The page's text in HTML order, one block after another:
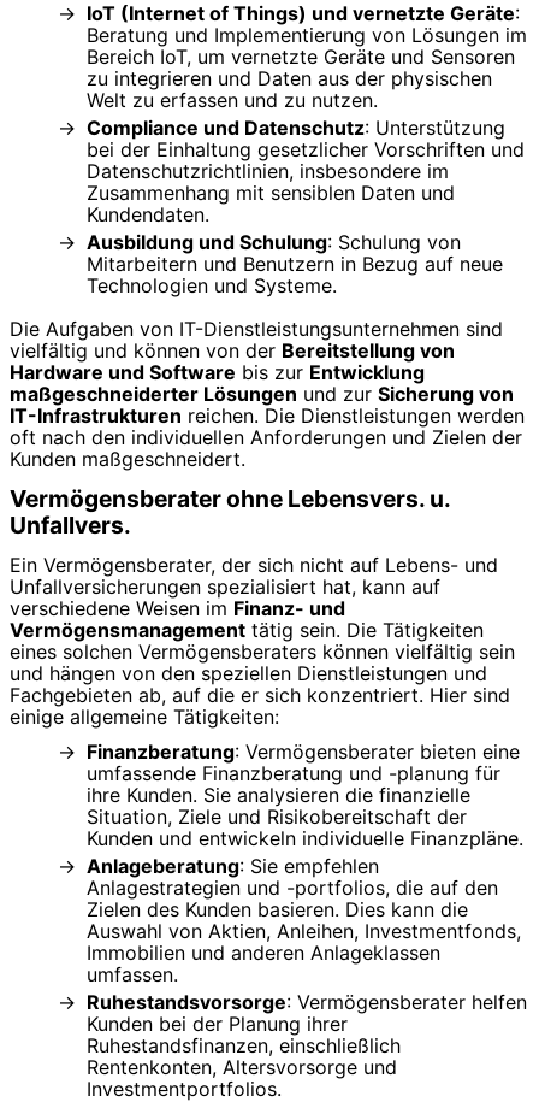
IoT (Internet of Things) und vernetzte Geräte:
Beratung und Implementierung von Lösungen im
Bereich IoT, um vernetzte Geräte und Sensoren
zu integrieren und Daten aus der physischen
Welt zu erfassen und zu nutzen.
Compliance und Datenschutz: Unterstützung
bei der Einhaltung gesetzlicher Vorschriften und
Datenschutzrichtlinien, insbesondere im
Zusammenhang mit sensiblen Daten und
Kundendaten.
Ausbildung und Schulung: Schulung von
Mitarbeitern und Benutzern in Bezug auf neue
Technologien und Systeme.
Die Aufgaben von IT-Dienstleistungsunternehmen sind
vielfältig und können von der Bereitstellung von
Hardware und Software bis zur Entwicklung
maßgeschneiderter Lösungen und zur Sicherung von
IT-Infrastrukturen reichen. Die Dienstleistungen werden
oft nach den individuellen Anforderungen und Zielen der
Kunden maßgeschneidert.
Vermögensberater ohne Lebensvers. u.
Unfallvers.
Ein Vermögensberater, der sich nicht auf Lebens- und
Unfallversicherungen spezialisiert hat, kann auf
verschiedene Weisen im Finanz- und
Vermögensmanagement tätig sein. Die Tätigkeiten
eines solchen Vermögensberaters können vielfältig sein
und hängen von den speziellen Dienstleistungen und
Fachgebieten ab, auf die er sich konzentriert. Hier sind
einige allgemeine Tätigkeiten:
Finanzberatung: Vermögensberater bieten eine
umfassende Finanzberatung und -planung für
ihre Kunden. Sie analysieren die finanzielle
Situation, Ziele und Risikobereitschaft der
Kunden und entwickeln individuelle Finanzpläne.
Anlageberatung: Sie empfehlen
Anlagestrategien und -portfolios, die auf den
Zielen des Kunden basieren. Dies kann die
Auswahl von Aktien, Anleihen, Investmentfonds,
Immobilien und anderen Anlageklassen
umfassen.
Ruhestandsvorsorge: Vermögensberater helfen
Kunden bei der Planung ihrer
Ruhestandsfinanzen, einschließlich
Rentenkonten, Altersvorsorge und
Investmentportfolios.